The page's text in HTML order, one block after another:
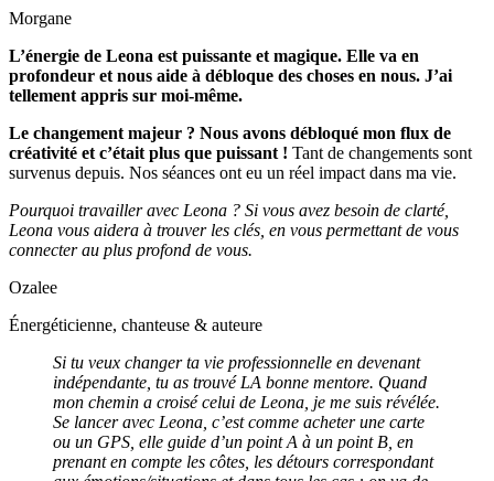
Morgane
L’énergie de Leona est puissante et magique. Elle va en
profondeur et nous aide à débloque des choses en nous. J’ai
tellement appris sur moi-même.
Le changement majeur ? Nous avons débloqué mon flux de
créativité et c’était plus que puissant ! Tant de changements sont
survenus depuis. Nos séances ont eu un réel impact dans ma vie.
Pourquoi travailler avec Leona ? Si vous avez besoin de clarté,
Leona vous aidera à trouver les clés, en vous permettant de vous
connecter au plus profond de vous.
Ozalee
Énergéticienne, chanteuse & auteure
Si tu veux changer ta vie professionnelle en devenant
indépendante, tu as trouvé LA bonne mentore. Quand
mon chemin a croisé celui de Leona, je me suis révélée.
Se lancer avec Leona, c’est comme acheter une carte
ou un GPS, elle guide d’un point A à un point B, en
prenant en compte les côtes, les détours correspondant